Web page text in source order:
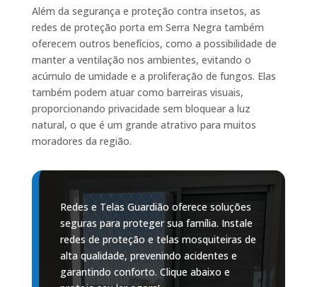
Além da segurança e proteção contra insetos, as
redes de proteção porta em Serra Negra também
oferecem outros benefícios, como a possibilidade de
manter a ventilação nos ambientes, evitando o
acúmulo de umidade e a proliferação de fungos. Elas
também podem atuar como barreiras visuais,
proporcionando privacidade sem bloquear a luz
natural, o que é um grande atrativo para muitos
moradores da região.
Redes e Telas Guardião oferece soluções
seguras para proteger sua família. Instale
redes de proteção e telas mosquiteiras de
alta qualidade, prevenindo acidentes e
garantindo conforto. Clique abaixo e